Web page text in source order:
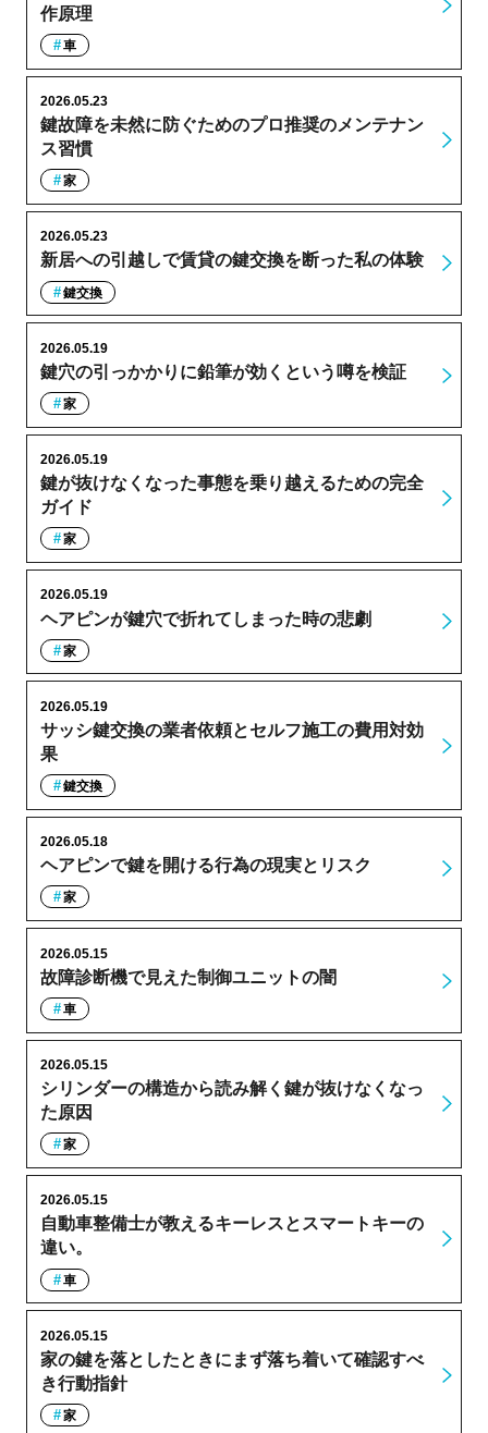
作原理
車
鍵故障を未然に防ぐためのプロ推奨のメンテナン
ス習慣
2026.05.23
家
新居への引越しで賃貸の鍵交換を断った私の体験
2026.05.23
鍵交換
鍵穴の引っかかりに鉛筆が効くという噂を検証
2026.05.19
家
鍵が抜けなくなった事態を乗り越えるための完全
ガイド
2026.05.19
家
ヘアピンが鍵穴で折れてしまった時の悲劇
2026.05.19
家
サッシ鍵交換の業者依頼とセルフ施工の費用対効
果
2026.05.19
鍵交換
ヘアピンで鍵を開ける行為の現実とリスク
2026.05.18
家
故障診断機で見えた制御ユニットの闇
2026.05.15
車
シリンダーの構造から読み解く鍵が抜けなくなっ
た原因
2026.05.15
家
自動車整備士が教えるキーレスとスマートキーの
違い。
2026.05.15
車
家の鍵を落としたときにまず落ち着いて確認すべ
き行動指針
2026.05.15
家